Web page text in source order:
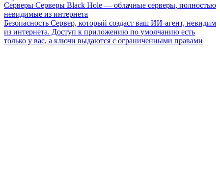
Серверы Серверы Black Hole — облачные серверы, полностью
невидимые из интернета
Безопасность Сервер, который создаст ваш ИИ-агент, невидим
из интернета. Доступ к приложению по умолчанию есть
только у вас, а ключи выдаются с ограниченными правами